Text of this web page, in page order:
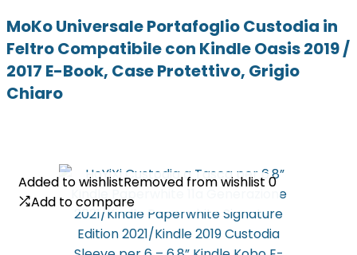
MoKo Universale Portafoglio Custodia in
Feltro Compatibile con Kindle Oasis 2019 /
2017 E-Book, Case Protettivo, Grigio
Chiaro
Added to wishlistRemoved from wishlist 0
Add to compare
Added to wishlistRemoved from wishlist 0
Add to compare